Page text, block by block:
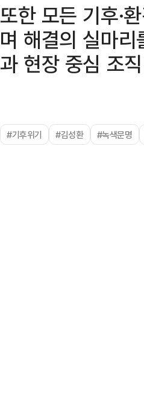
또한 모든 기후·
며 해결의 실마
과 현장 중심 조
#기후위기 #김성환 #녹색문명